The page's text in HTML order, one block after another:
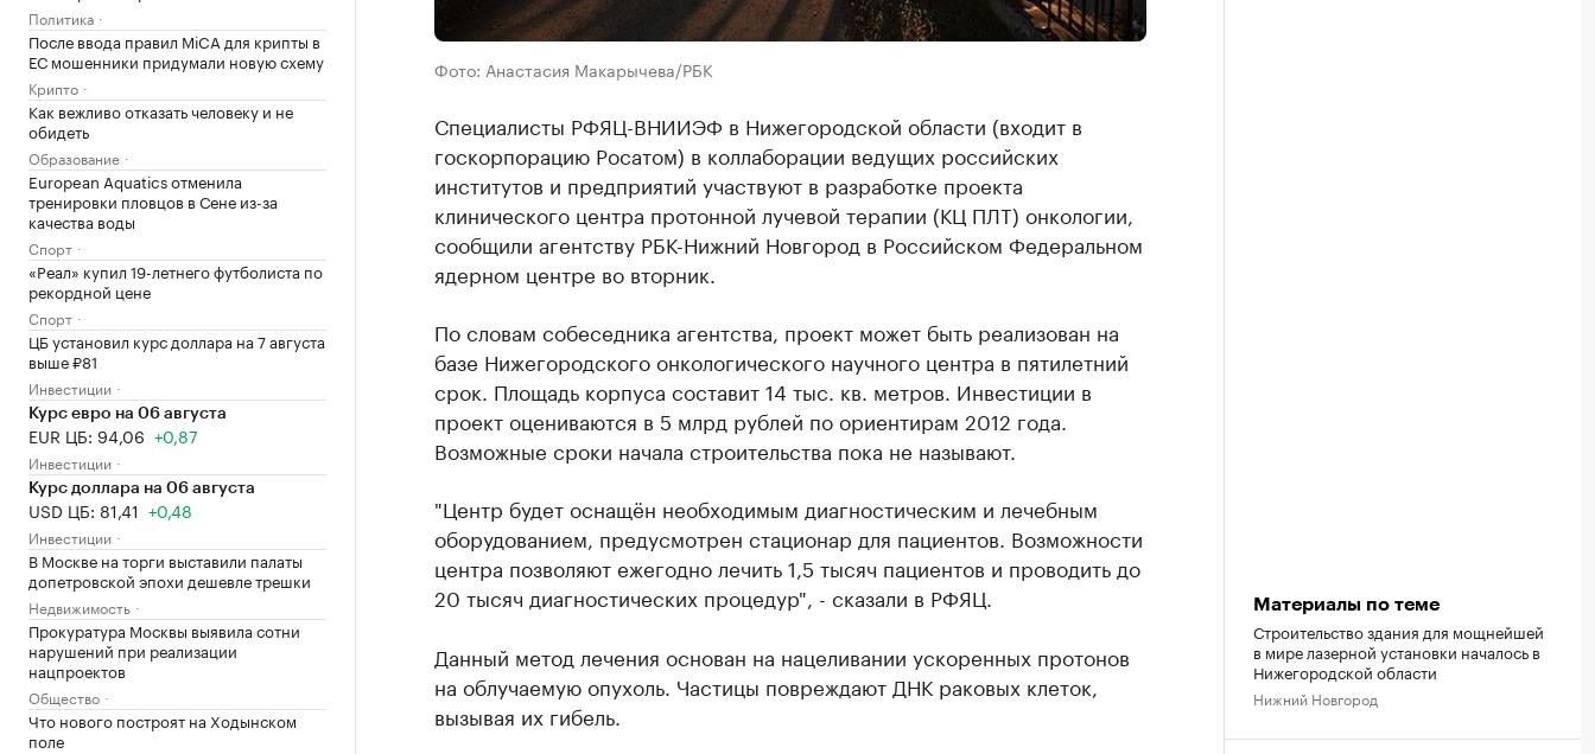
Политика
После ввода правил MiCA для крипты в
ЕС мошенники придумали новую схему
Крипто
Как вежливо отказать человеку и не
обидеть
Образование
European Aquatics отменила
тренировки пловцов в Сене из-за
качества воды
Спорт
«Реал» купил 19-летнего футболиста по
рекордной цене
Спорт
ЦБ установил курс доллара на 7 августа
выше ₽81
Инвестиции
Курс евро на 06 августа
EUR ЦБ: 94,06 +0,87
Инвестиции
Курс доллара на 06 августа
USD ЦБ: 81,41 +0,48
Инвестиции
В Москве на торги выставили палаты
допетровской эпохи дешевле трешки
Недвижимость
Прокуратура Москвы выявила сотни
нарушений при реализации
нацпроектов
Общество
Что нового построят на Ходынском
поле
Фото: Анастасия Макарычева/РБК
Специалисты РФЯЦ-ВНИИЭФ в Нижегородской области (входит в
госкорпорацию Росатом) в коллаборации ведущих российских
институтов и предприятий участвуют в разработке проекта
клинического центра протонной лучевой терапии (КЦ ПЛТ) онкологии,
сообщили агентству РБК-Нижний Новгород в Российском Федеральном
ядерном центре во вторник.
По словам собеседника агентства, проект может быть реализован на
базе Нижегородского онкологического научного центра в пятилетний
срок. Площадь корпуса составит 14 тыс. кв. метров. Инвестиции в
проект оцениваются в 5 млрд рублей по ориентирам 2012 года.
Возможные сроки начала строительства пока не называют.
"Центр будет оснащён необходимым диагностическим и лечебным
оборудованием, предусмотрен стационар для пациентов. Возможности
центра позволяют ежегодно лечить 1,5 тысяч пациентов и проводить до
20 тысяч диагностических процедур", - сказали в РФЯЦ.
Данный метод лечения основан на нацеливании ускоренных протонов
на облучаемую опухоль. Частицы повреждают ДНК раковых клеток,
вызывая их гибель.
Материалы по теме
Строительство здания для мощнейшей
в мире лазерной установки началось в
Нижегородской области
Нижний Новгород